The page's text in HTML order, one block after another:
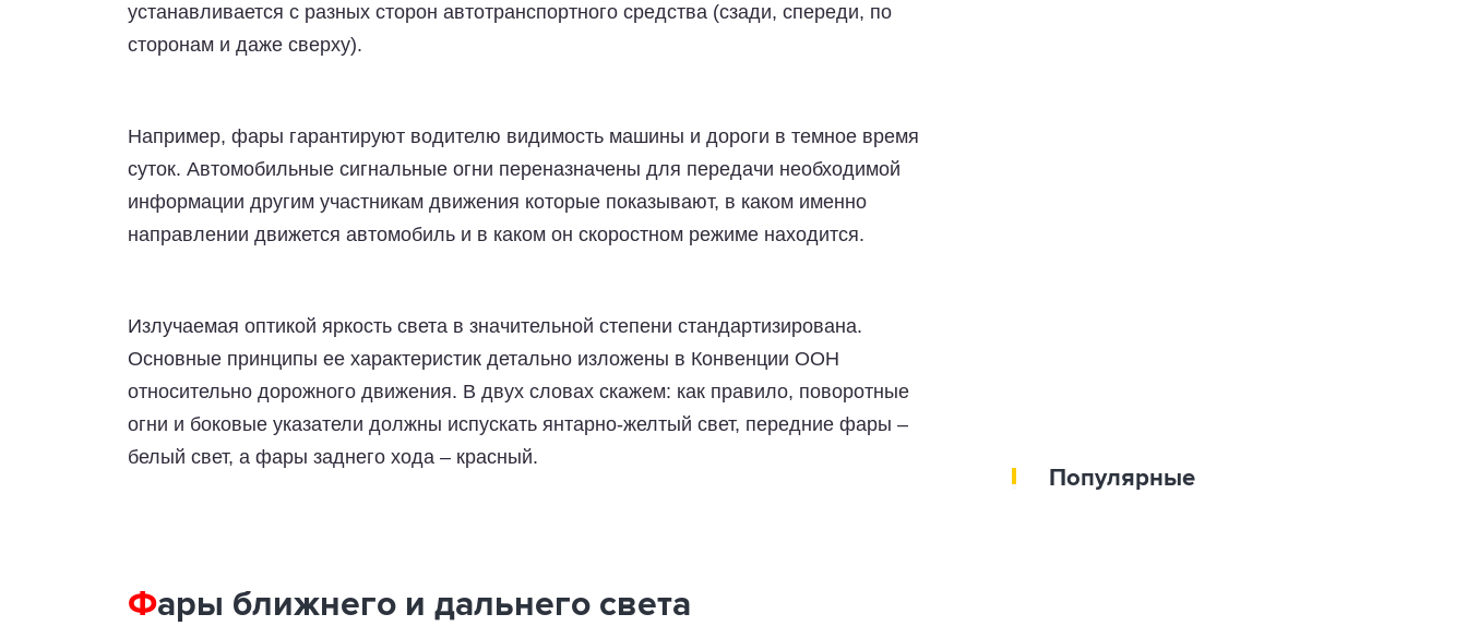
устанавливается с разных сторон автотранспортного средства (сзади, спереди, по
сторонам и даже сверху).
Например, фары гарантируют водителю видимость машины и дороги в темное время
суток. Автомобильные сигнальные огни переназначены для передачи необходимой
информации другим участникам движения которые показывают, в каком именно
направлении движется автомобиль и в каком он скоростном режиме находится.
Излучаемая оптикой яркость света в значительной степени стандартизирована.
Основные принципы ее характеристик детально изложены в Конвенции ООН
относительно дорожного движения. В двух словах скажем: как правило, поворотные
огни и боковые указатели должны испускать янтарно-желтый свет, передние фары –
белый свет, а фары заднего хода – красный.
Фары ближнего и дальнего света
Популярные